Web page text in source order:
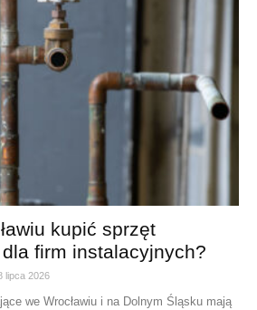
kupić sprzęt
firm instalacyjnych?
lipca 2026
we Wrocławiu i na Dolnym Śląsku mają